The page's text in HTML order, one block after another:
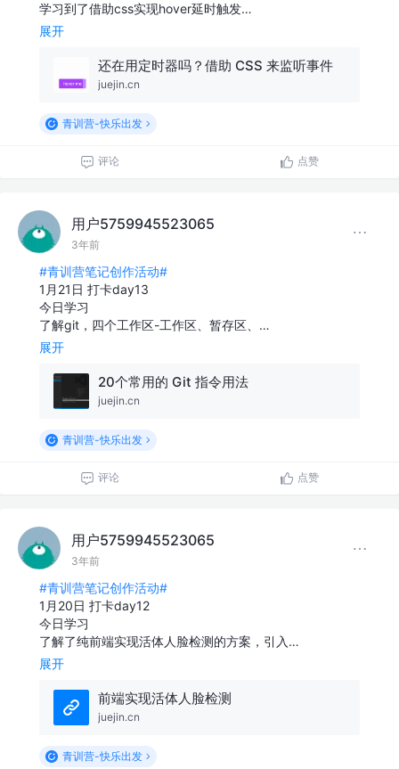
学习到了借助css实现hover延时触发…
展开
还在用定时器吗？借助 CSS 来监听事件
juejin.cn
青训营-快乐出发
评论 点赞
用户5759945523065
3年前
#青训营笔记创作活动#
1月21日 打卡day13
今日学习
了解git，四个工作区-工作区、暂存区、…
展开
20个常用的 Git 指令用法
juejin.cn
青训营-快乐出发
评论 点赞
用户5759945523065
3年前
#青训营笔记创作活动#
1月20日 打卡day12
今日学习
了解了纯前端实现活体人脸检测的方案，引入…
展开
前端实现活体人脸检测
juejin.cn
青训营-快乐出发